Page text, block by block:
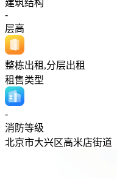
建筑结构
-
层高
整栋出租,分层出租
租售类型
-
消防等级
北京市大兴区高米店街道